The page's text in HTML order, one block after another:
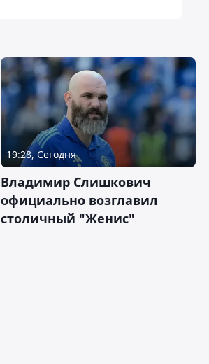
19:28, Сегодня
Владимир Слишкович
официально возглавил
столичный "Женис"